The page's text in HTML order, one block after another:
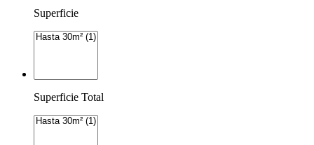
Superficie
Superficie Total